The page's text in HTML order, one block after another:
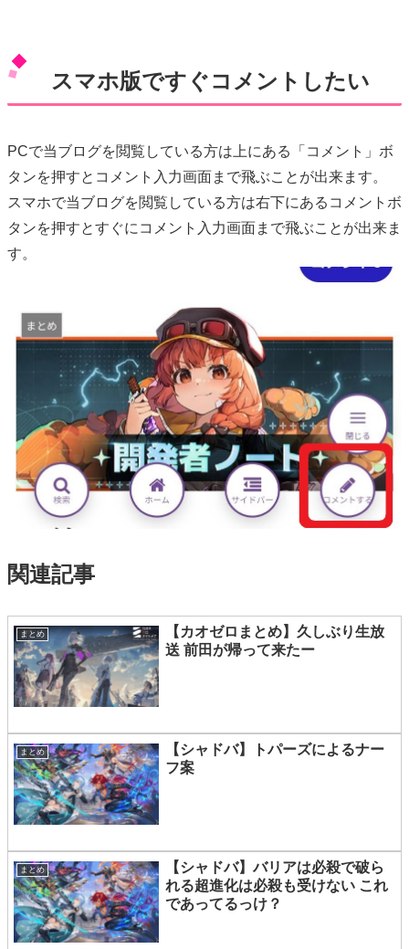
スマホ版ですぐコメントしたい
PCで当ブログを閲覧している方は上にある「コメント」ボ
タンを押すとコメント入力画面まで飛ぶことが出来ます。
スマホで当ブログを閲覧している方は右下にあるコメントボ
タンを押すとすぐにコメント入力画面まで飛ぶことが出来ま
す。
関連記事
まとめ
【カオゼロまとめ】久しぶり生放
送 前田が帰って来たー
まとめ
【シャドバ】トパーズによるナー
フ案
まとめ
【シャドバ】バリアは必殺で破ら
れる超進化は必殺も受けない これ
であってるっけ？